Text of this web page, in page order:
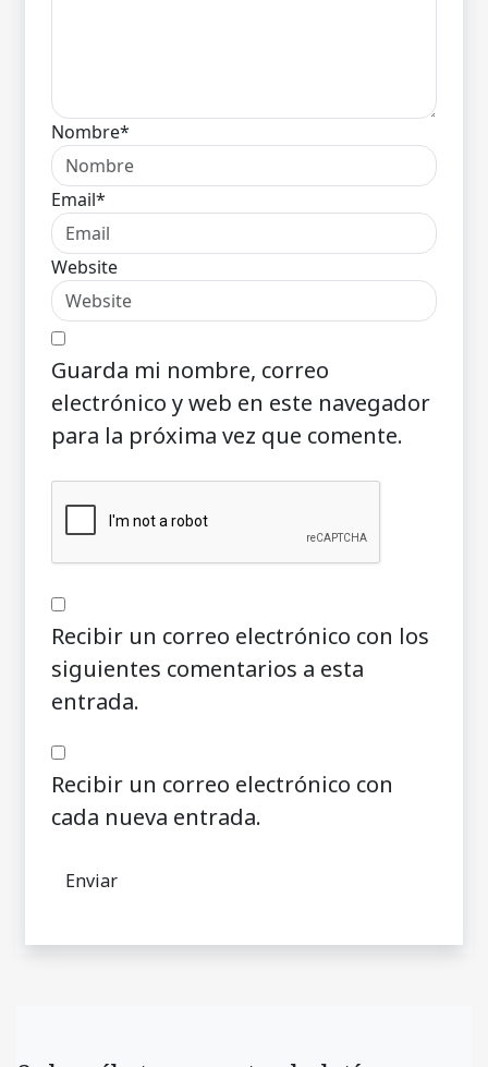
Nombre*
Email*
Website
Guarda mi nombre, correo
electrónico y web en este navegador
para la próxima vez que comente.
Recibir un correo electrónico con los
siguientes comentarios a esta
entrada.
Recibir un correo electrónico con
cada nueva entrada.